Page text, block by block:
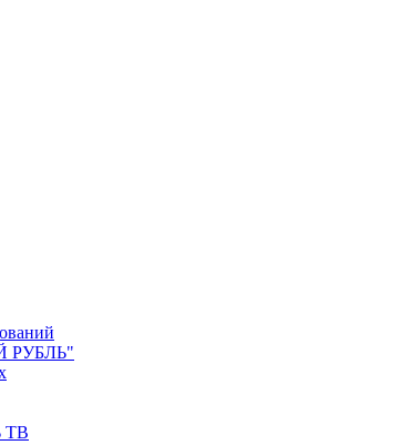
ТВ